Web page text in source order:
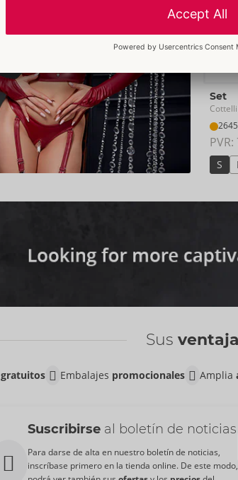
Set
PVR:
S
Sus
gratuitos Embalajes promocionales Amplia
Suscribirse al boletín de noticias
Para darse de alta en nuestro boletín de noticias,
inscríbase primero en la tienda online. De este modo,